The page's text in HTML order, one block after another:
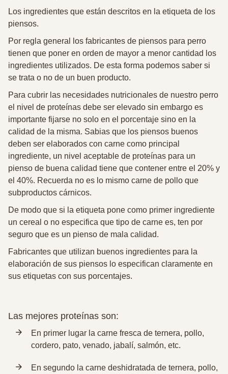
Los ingredientes que están descritos en la etiqueta de los
piensos.
Por regla general los fabricantes de piensos para perro
tienen que poner en orden de mayor a menor cantidad los
ingredientes utilizados. De esta forma podemos saber si
se trata o no de un buen producto.
Para cubrir las necesidades nutricionales de nuestro perro
el nivel de proteínas debe ser elevado sin embargo es
importante fijarse no solo en el porcentaje sino en la
calidad de la misma. Sabias que los piensos buenos
deben ser elaborados con carne como principal
ingrediente, un nivel aceptable de proteínas para un
pienso de buena calidad tiene que contener entre el 20% y
el 40%. Recuerda no es lo mismo carne de pollo que
subproductos cárnicos.
De modo que si la etiqueta pone como primer ingrediente
un cereal o no especifica que tipo de carne es, ten por
seguro que es un pienso de mala calidad.
Fabricantes que utilizan buenos ingredientes para la
elaboración de sus piensos lo especifican claramente en
sus etiquetas con sus porcentajes.
Las mejores proteínas son:
En primer lugar la carne fresca de ternera, pollo,
cordero, pato, venado, jabalí, salmón, etc.
En segundo la carne deshidratada de ternera, pollo,